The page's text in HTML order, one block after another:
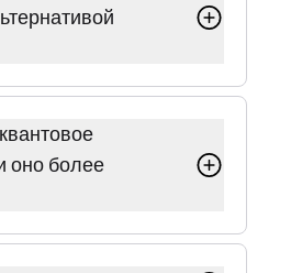
Zero-Knowledge
не сможет
файлы. Все ваши
этим
оно более